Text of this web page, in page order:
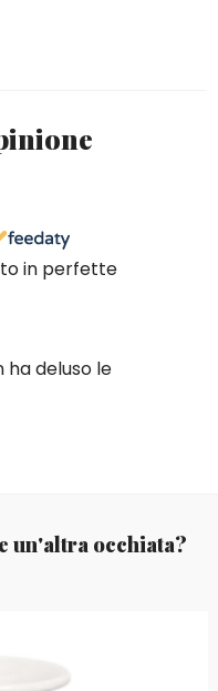
in perfette
ha deluso le
un'altra occhiata?